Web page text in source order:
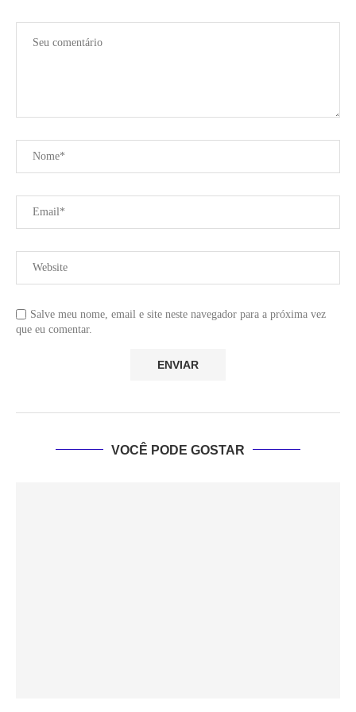
Salve meu nome, email e site neste navegador para a próxima vez
que eu comentar.
VOCÊ PODE GOSTAR